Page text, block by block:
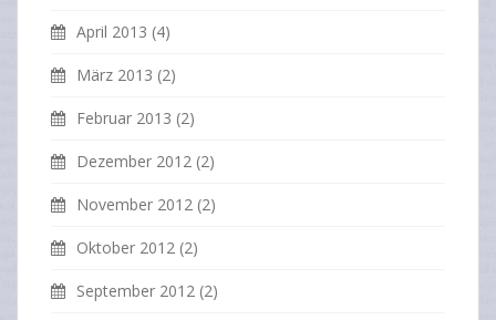
April 2013 (4)
März 2013 (2)
Februar 2013 (2)
Dezember 2012 (2)
November 2012 (2)
Oktober 2012 (2)
September 2012 (2)